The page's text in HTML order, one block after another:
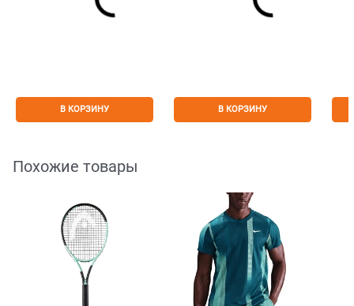
В КОРЗИНУ В КОРЗИНУ
Похожие товары